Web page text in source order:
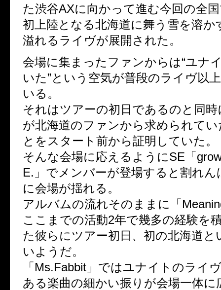
た渋谷AXに向かって進む今回の全
初上陸となる北海道に舞う雪を溶か
溢れるライヴが展開された。
会場に集まったファンからは“ユナ
いた”という空気が普段のライヴ以
いる。
それはツアーの初日であるのと同
が北海道のファンから求められて
とをスタート前から証明していた。
そんな会場に応えるようにSE「
E.」でメンバーが登場すると割れん
に会場が揺れる。
アルバムの流れそのままに「
ここまでの活動2年で幾多の経験を
た彼らにツアー初日、初の北海道と
いようだ。
「Ms.Fabbit」ではユナイトのライ
ある楽曲の細かい振りが会場一体に